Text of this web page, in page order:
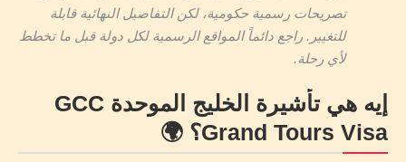
الخطوة 5: دفع الرسوم
الخطوة 6: انتظار الموافقة
1. الباسبور
2. الوضع المالي
تصريحات رسمية حكومية، لكن التفاصيل النهائية قابلة
للتغيير. راجع دائماً المواقع الرسمية لكل دولة قبل ما تخطط
لأي رحلة.
إيه هي تأشيرة الخليج الموحدة GCC
Grand Tours Visa؟ 🌍